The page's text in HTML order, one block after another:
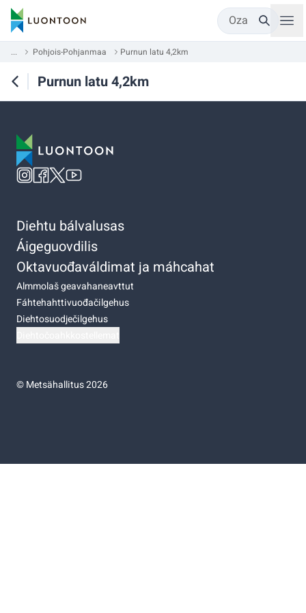
Oza
... Pohjois-Pohjanmaa Purnun latu 4,2km
Purnun latu 4,2km
Diehtu bálvalusas
Áigeguovdilis
Oktavuođaváldimat ja máhcahat
Almmolaš geavahaneavttut
Fáhtehahttivuođačilgehus
Diehtosuodječilgehus
©Metsähallitus 2026